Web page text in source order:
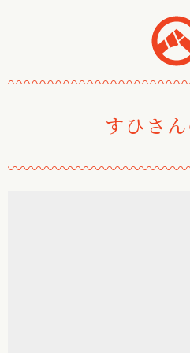
〰〰〰〰〰〰〰〰〰〰〰
すひさ
〰〰〰〰〰〰〰〰〰〰〰